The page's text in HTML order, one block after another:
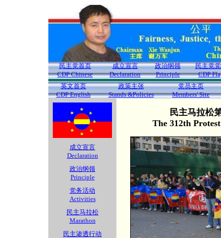
民主党首页
CDP Chinese
成立宣言
Declaration
政治纲领
Principle
民主党
CDP
英文首页
CDP English
政策主张
Stands &Policies
党员主页
Members' Site
成立宣言
Declaration
政治纲领
Principle
党务活动
Activities
民主马拉松
Marathon
民主渗透行动
民主马拉松
The 312th